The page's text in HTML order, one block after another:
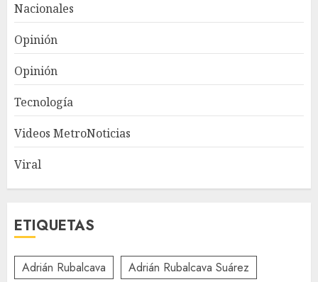
Nacionales
Opinión
Opinión
Tecnología
Videos MetroNoticias
Viral
ETIQUETAS
Adrián Rubalcava
Adrián Rubalcava Suárez